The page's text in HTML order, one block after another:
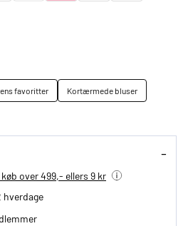
favoritter
Kortærmede bluser
over 499,- ellers 9 kr
hverdage